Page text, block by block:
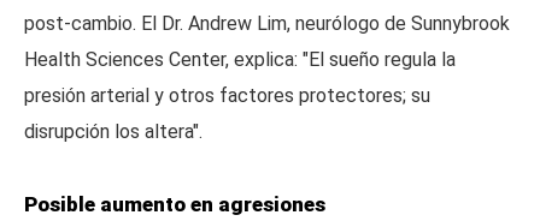
post-cambio. El Dr. Andrew Lim, neurólogo de Sunnybrook
Health Sciences Center, explica: "El sueño regula la
presión arterial y otros factores protectores; su
disrupción los altera".
Posible aumento en agresiones